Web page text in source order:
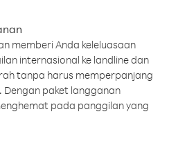
memberi Anda keleluasaan
internasional ke landline dan
tanpa harus memperpanjang
paket langganan
pada panggilan yang